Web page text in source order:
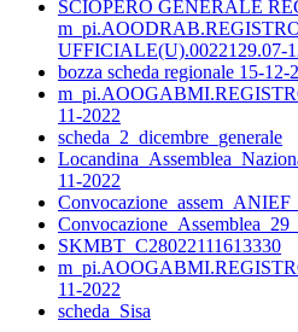
SCIOPERO GENERALE
UFFICIALE(U).0022129.07-
bozza scheda regionale 15-12-
11-2022
scheda_2_dicembre_generale
11-2022
SKMBT_C28022111613330
11-2022
scheda_Sisa